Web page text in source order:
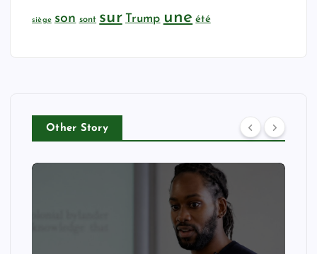
siège son sont sur Trump une été
Other Story